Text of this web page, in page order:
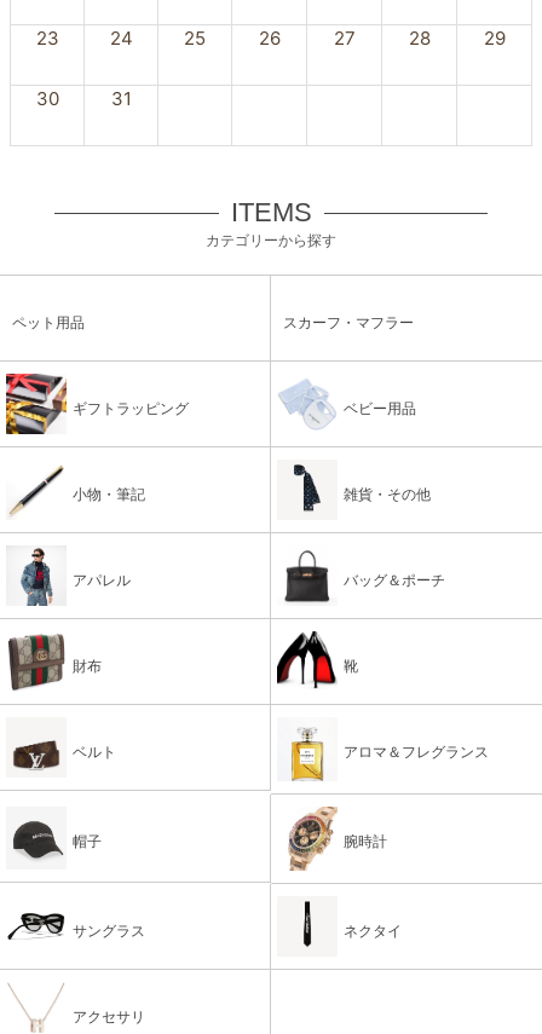
23 24 25 26 27 28 29
30 31
ITEMS
カテゴリーから探す
ペット用品 スカーフ・マフラー
ギフトラッピング ベビー用品
小物・筆記 雑貨・その他
アパレル バッグ＆ポーチ
財布 靴
ベルト アロマ＆フレグランス
帽子 腕時計
サングラス ネクタイ
アクセサリ